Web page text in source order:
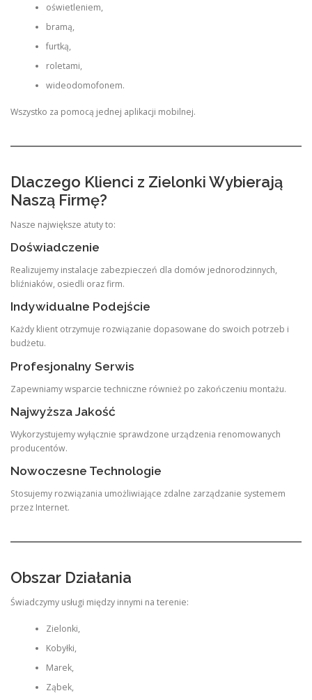
oświetleniem,
bramą,
furtką,
roletami,
wideodomofonem.
Wszystko za pomocą jednej aplikacji mobilnej.
Dlaczego Klienci z Zielonki Wybierają
Naszą Firmę?
Nasze największe atuty to:
Doświadczenie
Realizujemy instalacje zabezpieczeń dla domów jednorodzinnych,
bliźniaków, osiedli oraz firm.
Indywidualne Podejście
Każdy klient otrzymuje rozwiązanie dopasowane do swoich potrzeb i
budżetu.
Profesjonalny Serwis
Zapewniamy wsparcie techniczne również po zakończeniu montażu.
Najwyższa Jakość
Wykorzystujemy wyłącznie sprawdzone urządzenia renomowanych
producentów.
Nowoczesne Technologie
Stosujemy rozwiązania umożliwiające zdalne zarządzanie systemem
przez Internet.
Obszar Działania
Świadczymy usługi między innymi na terenie:
Zielonki,
Kobyłki,
Marek,
Ząbek,